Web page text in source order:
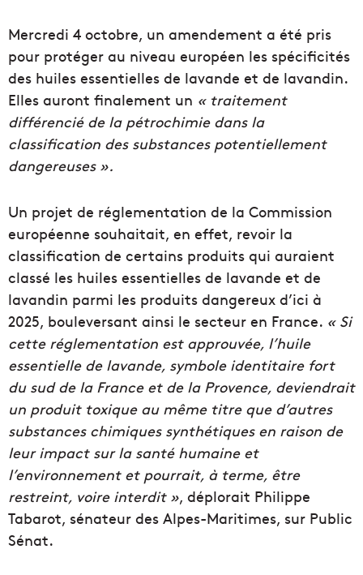
Mercredi 4 octobre, un amendement a été pris
pour protéger au niveau européen les spécificités
des huiles essentielles de lavande et de lavandin.
Elles auront finalement un « traitement
différencié de la pétrochimie dans la
classification des substances potentiellement
dangereuses ».
Un projet de réglementation de la Commission
européenne souhaitait, en effet, revoir la
classification de certains produits qui auraient
classé les huiles essentielles de lavande et de
lavandin parmi les produits dangereux d’ici à
2025, bouleversant ainsi le secteur en France. « Si
cette réglementation est approuvée, l’huile
essentielle de lavande, symbole identitaire fort
du sud de la France et de la Provence, deviendrait
un produit toxique au même titre que d’autres
substances chimiques synthétiques en raison de
leur impact sur la santé humaine et
l’environnement et pourrait, à terme, être
restreint, voire interdit », déplorait Philippe
Tabarot, sénateur des Alpes-Maritimes, sur Public
Sénat.